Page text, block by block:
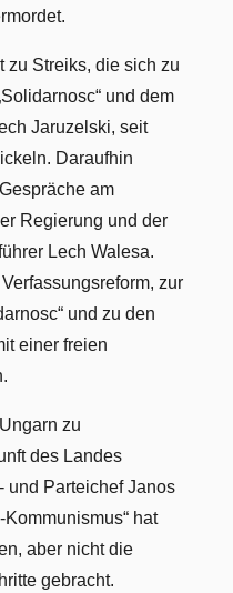
zu Streiks, die sich zu
und dem
Jaruzelski, seit
Daraufhin
am
Regierung und der
Lech Walesa.
zur
und zu den
einer freien
zu
des Landes
und Parteichef Janos
hat
aber nicht die
gebracht.